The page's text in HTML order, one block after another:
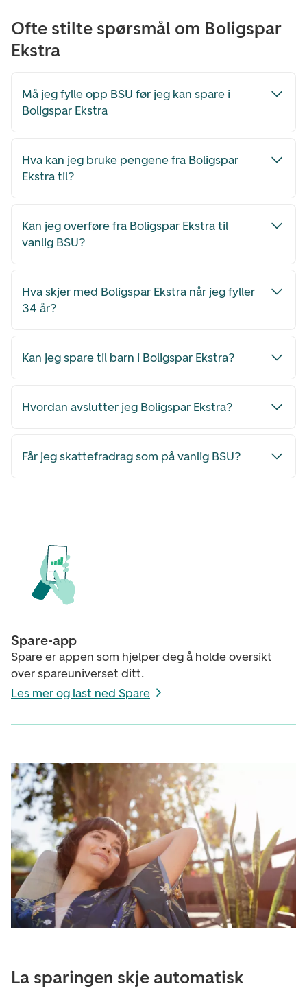
Ofte stilte spørsmål om Boligspar
Ekstra
Må jeg fylle opp BSU før jeg kan spare i
Boligspar Ekstra
Hva kan jeg bruke pengene fra Boligspar
Ekstra til?
Kan jeg overføre fra Boligspar Ekstra til
vanlig BSU?
Hva skjer med Boligspar Ekstra når jeg fyller
34 år?
Kan jeg spare til barn i Boligspar Ekstra?
Hvordan avslutter jeg Boligspar Ekstra?
Får jeg skattefradrag som på vanlig BSU?
Spare-app
Spare er appen som hjelper deg å holde oversikt
over spareuniverset ditt.
Les mer og last ned Spare
La sparingen skje automatisk